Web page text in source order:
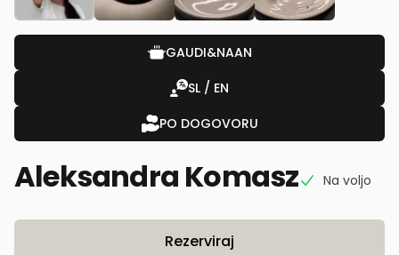
GAUDI&NAAN
SL / EN
PO DOGOVORU
Aleksandra Komasz Na voljo
Product information
Rezerviraj